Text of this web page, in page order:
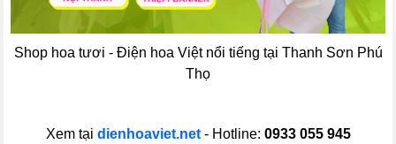
Shop hoa tươi - Điện hoa Việt nổi tiếng tại Thanh Sơn Phú
Thọ
Xem tại dienhoaviet.net- Hotline: 0933 055 945